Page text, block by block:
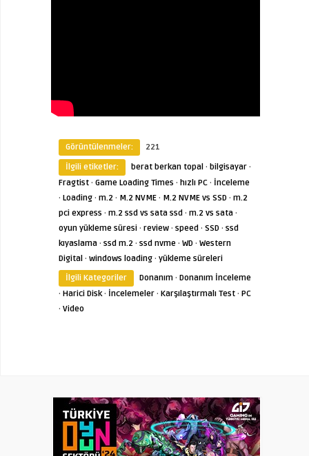
Görüntülenmeler:
221
İlgili etiketler:
berat berkan topal · bilgisayar ·
Fragtist · Game Loading Times · hızlı PC · İnceleme
· Loading · m.2 · M.2 NVME · M.2 NVME vs SSD · m.2
pci express · m.2 ssd vs sata ssd · m.2 vs sata ·
oyun yükleme süresi · review · speed · SSD · ssd
kıyaslama · ssd m.2 · ssd nvme · WD · Western
Digital · windows loading · yükleme süreleri
İlgili Kategoriler
Donanım · Donanım İnceleme
· Harici Disk· İncelemeler · Karşılaştırmalı Test · PC
· Video